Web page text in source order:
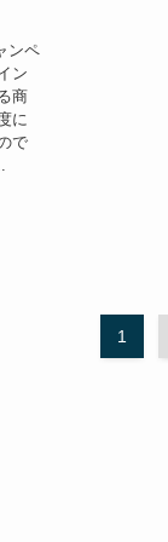
ンペ
ン
商
に
で
1